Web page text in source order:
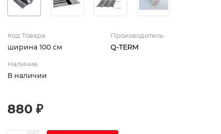
Код Товара
ширина 100 см
Производитель
Q-TERM
Наличие:
В наличии
880 ₽